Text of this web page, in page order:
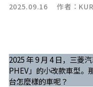
2025.09.16 作者：
2025 年 9 月 4 日，三菱
PHEV」的小改款車型。
台怎麼樣的車呢？